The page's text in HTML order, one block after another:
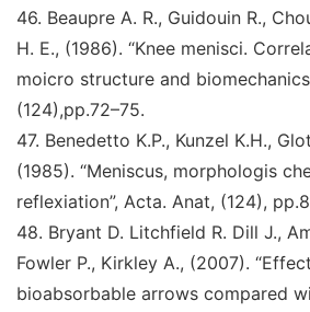
46. Beaupre A. R., Guidouin R.,
H. E., (1986). “Knee menisci.
moicro structure and biomechanics
(124),pp.72–75.
47. Benedetto K.P., Kunzel K.H.,
(1985). “Meniscus, morphologis
reflexiation”, Acta. Anat, (124),
48. Bryant D. Litchfield R. Dill J.,
Fowler P., Kirkley A., (2007).
bioabsorbable arrows compared